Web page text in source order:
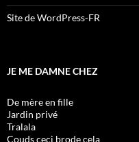
Site de WordPress-FR
JE ME DAMNE CHEZ
De mère en fille
Jardin privé
Tralala
Couds ceci brode cela